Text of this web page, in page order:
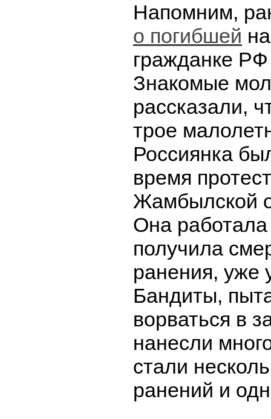
Напомним,
о погибшей
гражданке
Знакомые
рассказали,
трое
Россиянка
время
Жамбылской
Она
получила
ранения, уже
Бандиты,
ворваться в
нанесли
стали
ранений и